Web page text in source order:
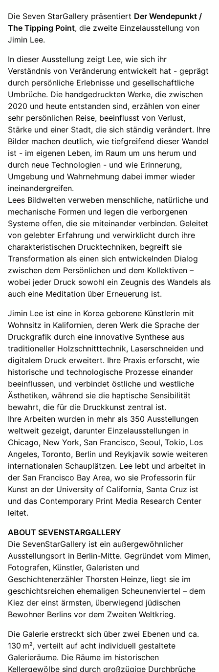
Die Seven StarGallery präsentiert Der Wendepunkt /
The Tipping Point, die zweite Einzelausstellung von
Jimin Lee.
In dieser Ausstellung zeigt Lee, wie sich ihr
Verständnis von Veränderung entwickelt hat - geprägt
durch persönliche Erlebnisse und gesellschaftliche
Umbrüche. Die handgedruckten Werke, die zwischen
2020 und heute entstanden sind, erzählen von einer
sehr persönlichen Reise, beeinflusst von Verlust,
Stärke und einer Stadt, die sich ständig verändert. Ihre
Bilder machen deutlich, wie tiefgreifend dieser Wandel
ist - im eigenen Leben, im Raum um uns herum und
durch neue Technologien - und wie Erinnerung,
Umgebung und Wahrnehmung dabei immer wieder
ineinandergreifen.
Lees Bildwelten verweben menschliche, natürliche und
mechanische Formen und legen die verborgenen
Systeme offen, die sie miteinander verbinden. Geleitet
von gelebter Erfahrung und verwirklicht durch ihre
charakteristischen Drucktechniken, begreift sie
Transformation als einen sich entwickelnden Dialog
zwischen dem Persönlichen und dem Kollektiven –
wobei jeder Druck sowohl ein Zeugnis des Wandels als
auch eine Meditation über Erneuerung ist.
Jimin Lee ist eine in Korea geborene Künstlerin mit
Wohnsitz in Kalifornien, deren Werk die Sprache der
Druckgrafik durch eine innovative Synthese aus
traditioneller Holzschnitttechnik, Laserschneiden und
digitalem Druck erweitert. Ihre Praxis erforscht, wie
historische und technologische Prozesse einander
beeinflussen, und verbindet östliche und westliche
Ästhetiken, während sie die haptische Sensibilität
bewahrt, die für die Druckkunst zentral ist.
Ihre Arbeiten wurden in mehr als 350 Ausstellungen
weltweit gezeigt, darunter Einzelausstellungen in
Chicago, New York, San Francisco, Seoul, Tokio, Los
Angeles, Toronto, Berlin und Reykjavik sowie weiteren
internationalen Schauplätzen. Lee lebt und arbeitet in
der San Francisco Bay Area, wo sie Professorin für
Kunst an der University of California, Santa Cruz ist
und das Contemporary Print Media Research Center
leitet.
ABOUT SEVENSTARGALLERY
Die SevenStarGallery ist ein außergewöhnlicher
Ausstellungsort in Berlin-Mitte. Gegründet vom Mimen,
Fotografen, Künstler, Galeristen und
Geschichtenerzähler Thorsten Heinze, liegt sie im
geschichtsreichen ehemaligen Scheunenviertel – dem
Kiez der einst ärmsten, überwiegend jüdischen
Bewohner Berlins vor dem Zweiten Weltkrieg.
Die Galerie erstreckt sich über zwei Ebenen und ca.
130 m², verteilt auf acht individuell gestaltete
Galerieräume. Die Räume im historischen
Kellergewölbe sind durch großzügige Durchbrüche